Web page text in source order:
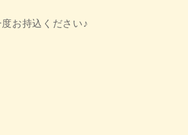
お持込ください♪